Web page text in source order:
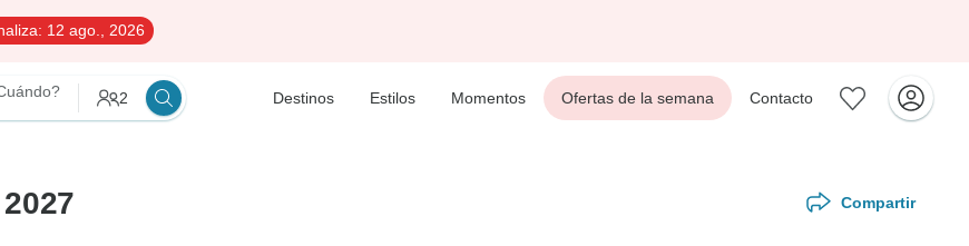
12 ago., 2026
2 Destinos Estilos Momentos Ofertas de la semana Contacto
Compartir